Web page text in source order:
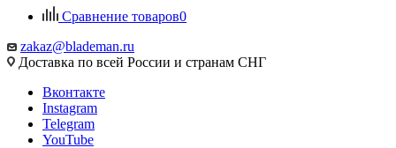
Сравнение товаров0
zakaz@blademan.ru
Доставка по всей России и странам СНГ
Вконтакте
Instagram
Telegram
YouTube